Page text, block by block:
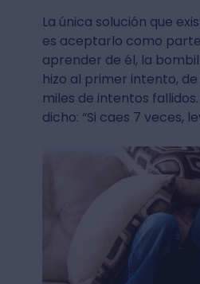
La única solución que
es aceptarlo como
aprender de él, la
hizo al primer intento,
miles de intentos
dicho: “Si caes 7 veces,